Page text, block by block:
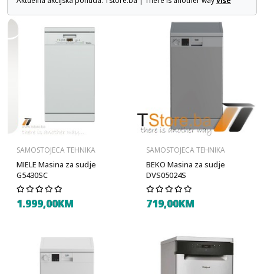
SAMOSTOJECA TEHNIKA
MIELE Masina za sudje
G5430SC
1.999,00KM
SAMOSTOJECA TEHNIKA
BEKO Masina za sudje
DVS05024S
719,00KM